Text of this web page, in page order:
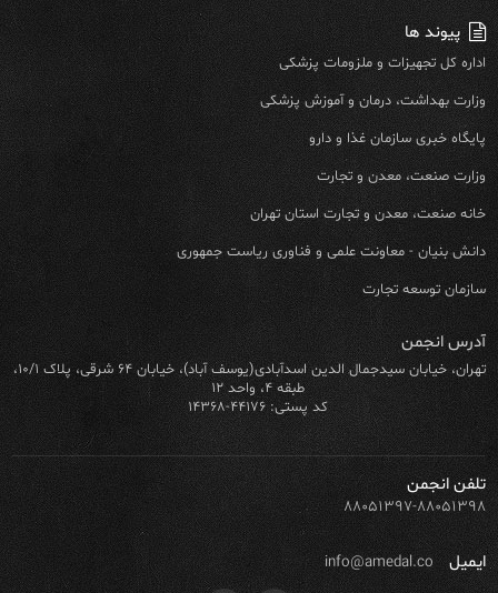
پیوند ها
اداره کل تجهیزات و ملزومات پزشکی
وزارت بهداشت، درمان و آموزش پزشکی
پایگاه خبری سازمان غذا و دارو
وزارت صنعت، معدن و تجارت
خانه صنعت، معدن و تجارت استان تهران
دانش بنیان - معاونت علمی و فناوری ریاست جمهوری
سازمان توسعه تجارت
آدرس انجمن
تهران، خیابان سیدجمال الدین اسدآبادی(یوسف آباد)، خیابان ۶۴ شرقی، پلاک ۱۰/۱،
طبقه ۴، واحد ۱۲
کد پستی: ۴۴۱۷۶-۱۴۳۶۸
تلفن انجمن
۸۸۰۵۱۳۹۷-۸۸۰۵۱۳۹۸
ایمیل info@amedal.co